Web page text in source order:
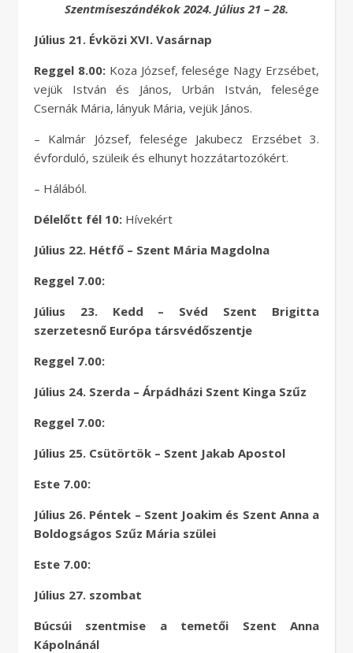
Szentmiseszándékok 2024. Július 21 – 28.
Július 21. Évközi XVI. Vasárnap
Reggel 8.00: Koza József, felesége Nagy Erzsébet,
vejük István és János, Urbán István, felesége
Csernák Mária, lányuk Mária, vejük János.
– Kalmár József, felesége Jakubecz Erzsébet 3.
évforduló, szüleik és elhunyt hozzátartozókért.
– Hálából.
Délelőtt fél 10: Hívekért
Július 22. Hétfő – Szent Mária Magdolna
Reggel 7.00:
Július 23. Kedd – Svéd Szent Brigitta
szerzetesnő Európa társvédőszentje
Reggel 7.00:
Július 24. Szerda – Árpádházi Szent Kinga Szűz
Reggel 7.00:
Július 25. Csütörtök – Szent Jakab Apostol
Este 7.00:
Július 26. Péntek – Szent Joakim és Szent Anna a
Boldogságos Szűz Mária szülei
Este 7.00:
Július 27. szombat
Búcsúi szentmise a temetői Szent Anna
Kápolnánál